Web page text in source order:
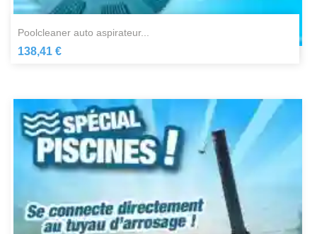
poolcleaner auto aspirateur...
138,41 €